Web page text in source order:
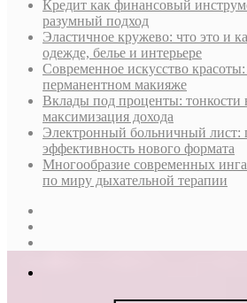
Кредит как финансовый
разумный подход
Эластичное кружево: что это и
одежде, белье и интерьере
Современное искусство
перманентном макияже
Вклады под проценты: тонкости
максимизация дохода
Электронный больничный лист:
эффективность нового формата
Многообразие современных
по миру дыхательной терапии